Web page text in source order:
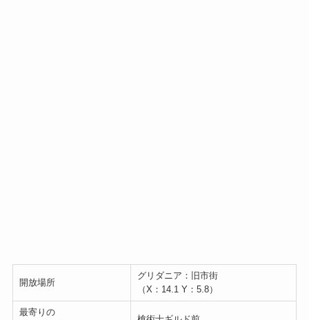
開放場所
グリダニア：旧市街
（X：14.1 Y：5.8）
最寄りの